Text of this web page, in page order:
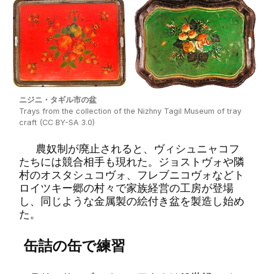
ニジニ・タギル市の盆
Trays from the collection of the Nizhny Tagil Museum of tray
craft (CC BY-SA 3.0)
農奴制が廃止されると、ヴィシュニャコフ
たちには競合相手も現れた。ジョストヴォや隣
村のオスタシュコヴォ、フレブニコヴォなどト
ロイツキー郷の村々で家族経営の工房が登場
し、同じような金属製の絵付き盆を製造し始め
た。
缶詰の缶で練習